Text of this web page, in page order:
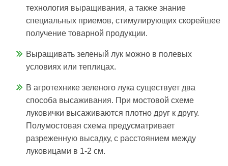
технология выращивания, а также знание
специальных приемов, стимулирующих скорейшее
получение товарной продукции.
Выращивать зеленый лук можно в полевых
условиях или теплицах.
В агротехнике зеленого лука существует два
способа высаживания. При мостовой схеме
луковички высаживаются плотно друг к другу.
Полумостовая схема предусматривает
разреженную высадку, с расстоянием между
луковицами в 1-2 см.